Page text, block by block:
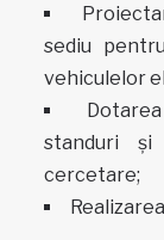
sediu
vehiculelor
standuri și
cercetare;